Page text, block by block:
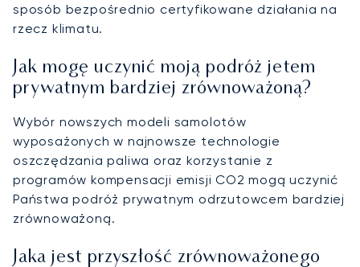
sposób bezpośrednio certyfikowane działania na
rzecz klimatu.
Jak mogę uczynić moją podróż jetem
prywatnym bardziej zrównoważoną?
Wybór nowszych modeli samolotów
wyposażonych w najnowsze technologie
oszczędzania paliwa oraz korzystanie z
programów kompensacji emisji CO2 mogą uczynić
Państwa podróż prywatnym odrzutowcem bardziej
zrównoważoną.
Jaka jest przyszłość zrównoważonego